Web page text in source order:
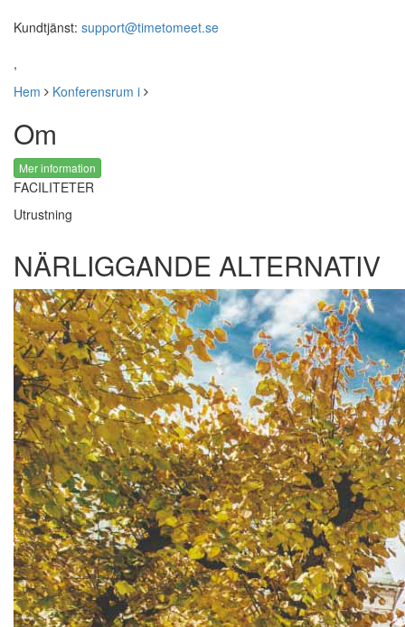
Kundtjänst: support@timetomeet.se
,
Hem
Konferensrum i
Om
Mer information
FACILITETER
Utrustning
NÄRLIGGANDE ALTERNATIV